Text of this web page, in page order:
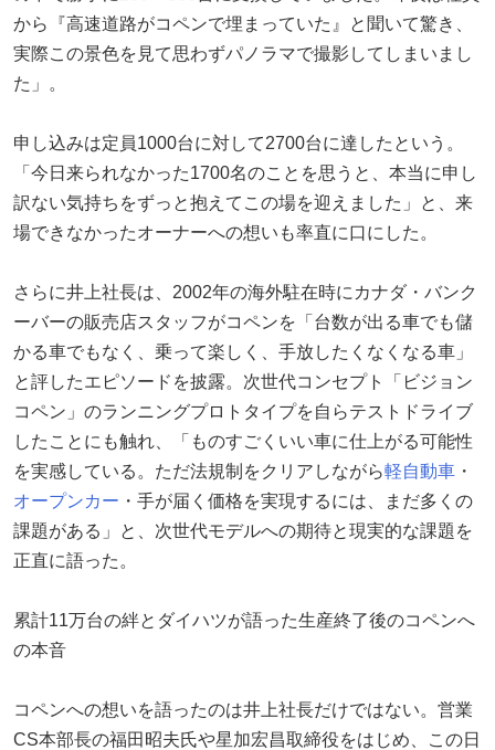
から『高速道路がコペンで埋まっていた』と聞いて驚き、
実際この景色を見て思わずパノラマで撮影してしまいまし
た」。
申し込みは定員1000台に対して2700台に達したという。
「今日来られなかった1700名のことを思うと、本当に申し
訳ない気持ちをずっと抱えてこの場を迎えました」と、来
場できなかったオーナーへの想いも率直に口にした。
さらに井上社長は、2002年の海外駐在時にカナダ・バンク
ーバーの販売店スタッフがコペンを「台数が出る車でも儲
かる車でもなく、乗って楽しく、手放したくなくなる車」
と評したエピソードを披露。次世代コンセプト「ビジョン
コペン」のランニングプロトタイプを自らテストドライブ
したことにも触れ、「ものすごくいい車に仕上がる可能性
を実感している。ただ法規制をクリアしながら軽自動車 ・
オープンカー ・手が届く価格を実現するには、まだ多くの
課題がある」と、次世代モデルへの期待と現実的な課題を
正直に語った。
累計11万台の絆とダイハツが語った生産終了後のコペンへ
の本音
コペンへの想いを語ったのは井上社長だけではない。営業
CS本部長の福田昭夫氏や星加宏昌取締役をはじめ、この日